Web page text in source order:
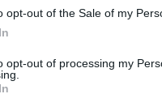
opt-out of the Sale of my
opt-out of processing my
ideale per una
delle